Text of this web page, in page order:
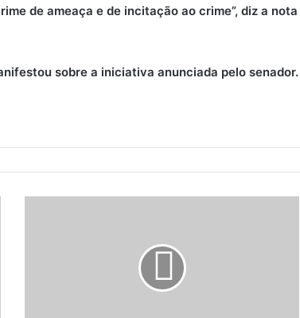
de ameaça e de incitação ao crime”, diz a nota
sobre a iniciativa anunciada pelo senador.